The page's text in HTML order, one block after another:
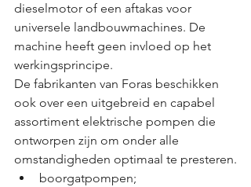
dieselmotor of een aftakas voor
universele landbouwmachines. De
machine heeft geen invloed op het
werkingsprincipe.
De fabrikanten van Foras beschikken
ook over een uitgebreid en capabel
assortiment elektrische pompen die
ontworpen zijn om onder alle
omstandigheden optimaal te presteren.
boorgatpompen;